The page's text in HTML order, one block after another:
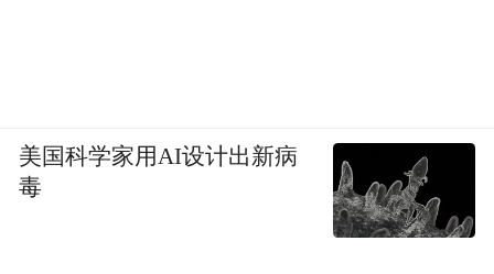
美国科学家用AI设计出新病
毒